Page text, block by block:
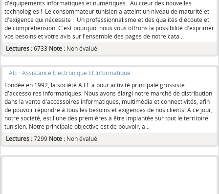
d'équipements informatiques et numériques. Au cœur des nouvelles
technologies ! Le consommateur tunisien a atteint un niveau de maturité et
d'exigence qui nécessite : Un professionnalisme et des qualités d'écoute et
de compréhension. C'est pourquoi nous vous offrons la possibilité d'exprimer
vos besoins et votre avis sur l'ensemble des pages de notre cata...
Lectures :6733 Note : Non évalué
AIE : Assistance Electronique Et Informatique
Fondée en 1992, la société A.I.E a pour activité principale grossiste
d'accessoires informatiques. Nous avons élargi notre marché de distribution
dans la vente d'accessoires informatiques, multimédia et connectivités, afin
de pouvoir répondre à tous les besoins et exigences de nos clients. A ce jour,
notre société, est l'une des premières a être implantée sur tout le territoire
tunisien. Notre principale objective est de pouvoir, a...
Lectures :7299 Note : Non évalué